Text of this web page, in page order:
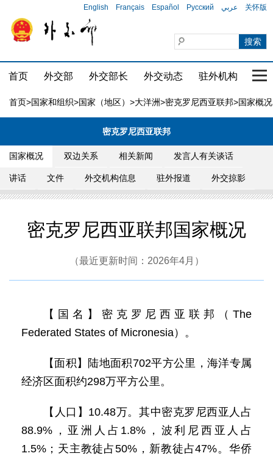
English Français Español Русский عربي 关怀版
首页 外交部 外交部长 外交动态 驻外机构 国
首页>国家和组织>国家（地区） >大洋洲>密克罗尼西亚联邦>国家概况
密克罗尼西亚联邦
国家概况 双边关系 相关新闻 发言人有关谈话
讲话 文件 外交机构信息 驻外报道 外交掠影
密克罗尼西亚联邦国家概况
（最近更新时间：2026年4月）
【国名】密克罗尼西亚联邦（The
Federated States of Micronesia）。
【面积】陆地面积702平方公里，海洋专属
经济区面积约298万平方公里。
【人口】10.48万。其中密克罗尼西亚人占
88.9%，亚洲人占1.8%，波利尼西亚人占
1.5%；天主教徒占50%，新教徒占47%。华侨